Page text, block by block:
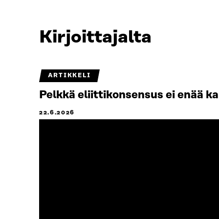
Kirjoittajalta
ARTIKKELI
Pelkkä eliittikonsensus ei enää
22.6.2026